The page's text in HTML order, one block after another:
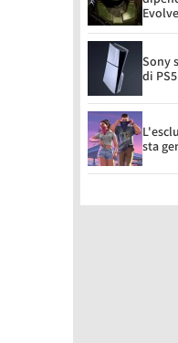
Sony
di
sta